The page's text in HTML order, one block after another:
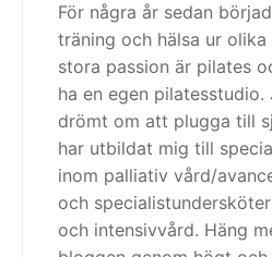
För några år sedan
träning och hälsa ur
stora passion är pilates
ha en egen pilatesstudio.
drömt om att plugga till
har utbildat mig till
inom palliativ vård/
och
och intensivvård. Häng